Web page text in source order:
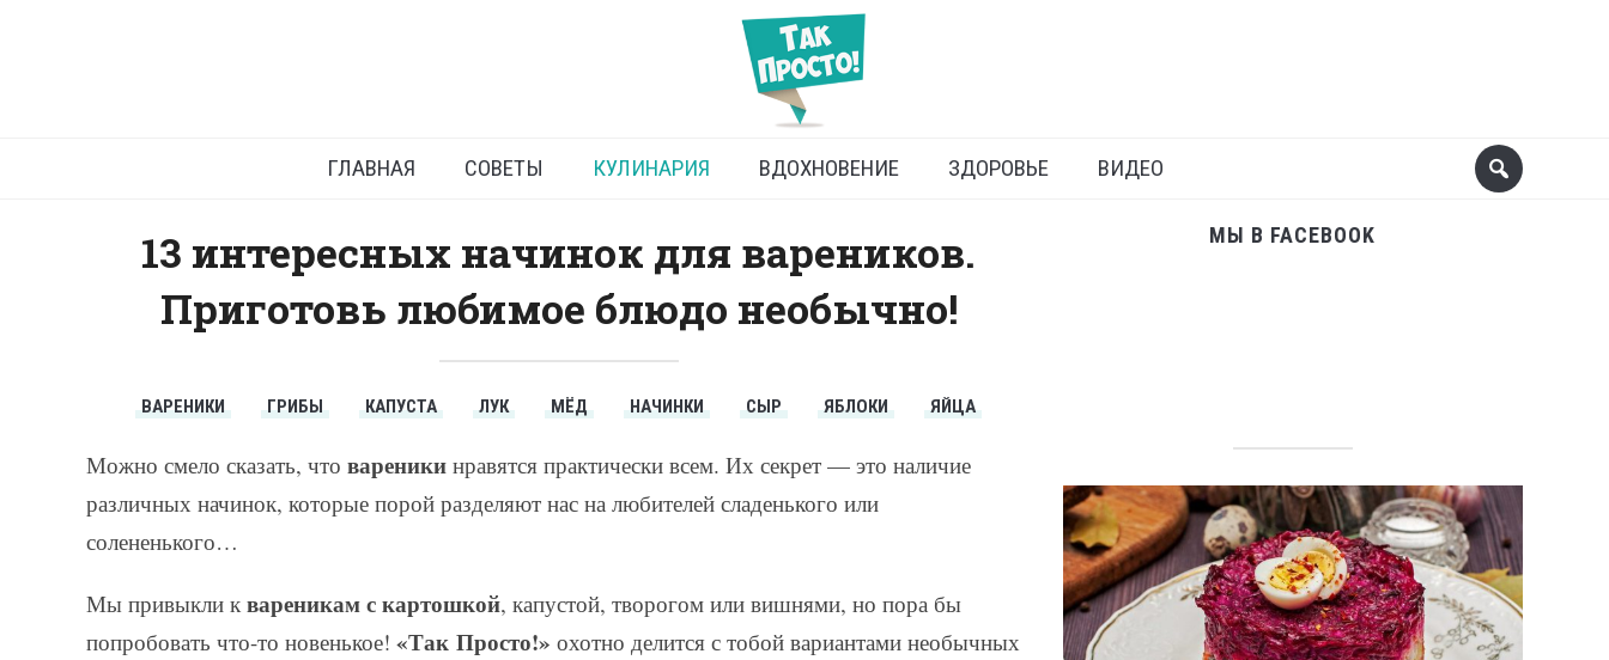
Необычные начинки для вареников
ГЛАВНАЯ СОВЕТЫ КУЛИНАРИЯ ВДОХНОВЕНИЕ ЗДОРОВЬЕ ВИДЕО
13 интересных начинок для вареников.
Приготовь любимое блюдо необычно!
ВАРЕНИКИ ГРИБЫ КАПУСТА ЛУК МЁД НАЧИНКИ СЫР ЯБЛОКИ ЯЙЦА
Можно смело сказать, что вареники нравятся практически всем. Их секрет — это наличие
различных начинок, которые порой разделяют нас на любителей сладенького или
солененького…
Мы привыкли к вареникам с картошкой, капустой, творогом или вишнями, но пора бы
попробовать что-то новенькое! «Так Просто!» охотно делится с тобой вариантами необычных
МЫ В FACEBOOK